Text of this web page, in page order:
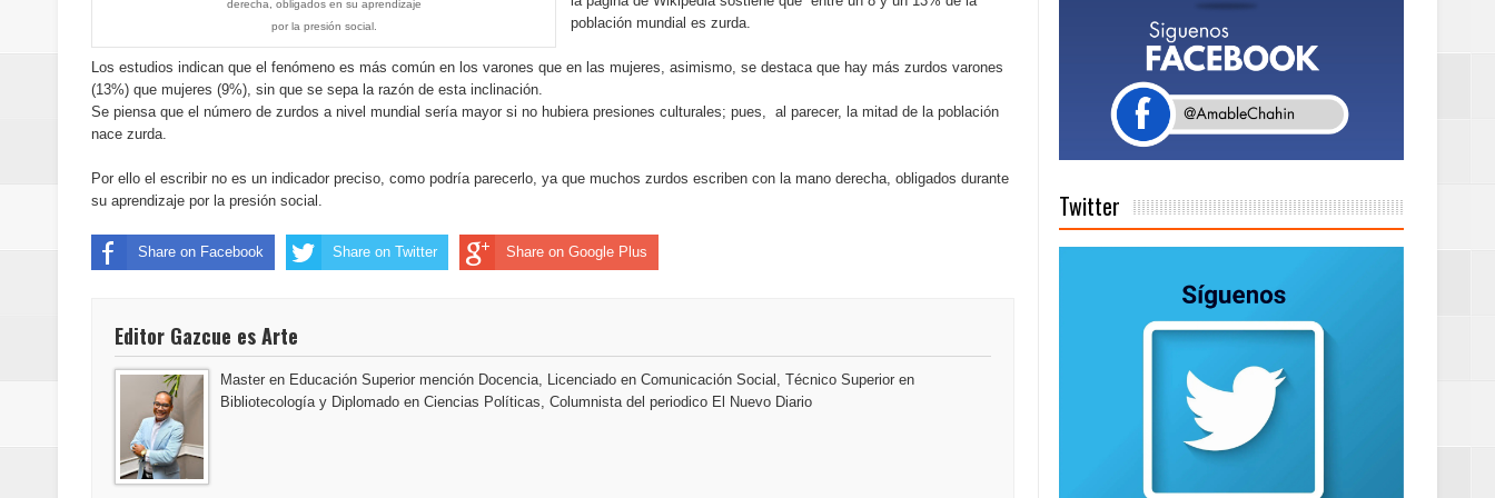
del mapa del hambre
Banreservas y sus filiales realizan en Santiago el segundo Foro del Ahorro y la Inversión “Reserva tu Capital”
Banreservas inaugura oficina en el Centro de Retención de Vehículos de Pedro Brand
Humano Seguros transforma la emisión de pólizas con Inteligencia Artificial y reduce el proceso de días a
derecha, obligados en su aprendizaje
por la presión social.
población mundial es zurda.
Los estudios indican que el fenómeno es más común en los varones que en las mujeres, asimismo, se destaca que hay más zurdos varones
(13%) que mujeres (9%), sin que se sepa la razón de esta inclinación.
Se piensa que el número de zurdos a nivel mundial sería mayor si no hubiera presiones culturales; pues, al parecer, la mitad de la población
nace zurda.
Por ello el escribir no es un indicador preciso, como podría parecerlo, ya que muchos zurdos escriben con la mano derecha, obligados durante
su aprendizaje por la presión social.
Share on Facebook Share on Twitter Share on Google Plus
Editor Gazcue es Arte
Master en Educación Superior mención Docencia, Licenciado en Comunicación Social, Técnico Superior en
Bibliotecología y Diplomado en Ciencias Políticas, Columnista del periodico El Nuevo Diario
Twitter